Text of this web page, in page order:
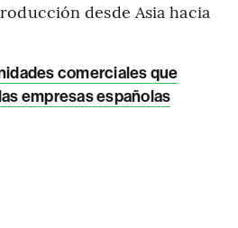
desde Asia hacia
comerciales que
empresas españolas